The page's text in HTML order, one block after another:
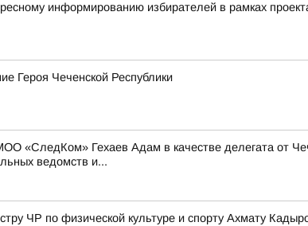
информированию избирателей в рамках
Героя Чеченской Республики
«СледКом» Гехаев Адам в качестве делегата от
ведомств и...
ЧР по физической культуре и спорту Ахмату